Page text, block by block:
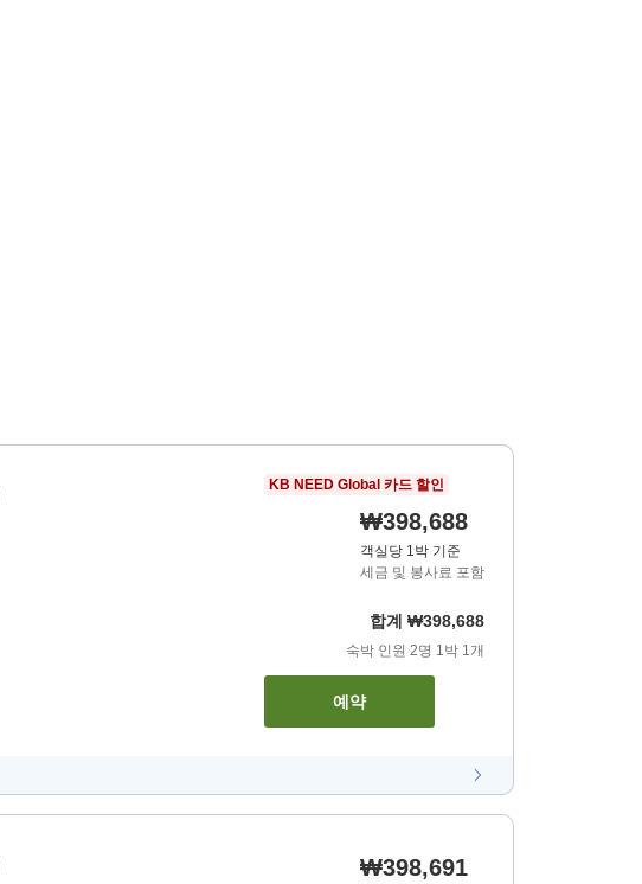
KB NEED Global 카드 할인
₩398,688
객실당 1박 기준
세금 및 봉사료 포함
합계 ₩398,688
숙박 인원 2명 1박 1개
예약
₩398,691